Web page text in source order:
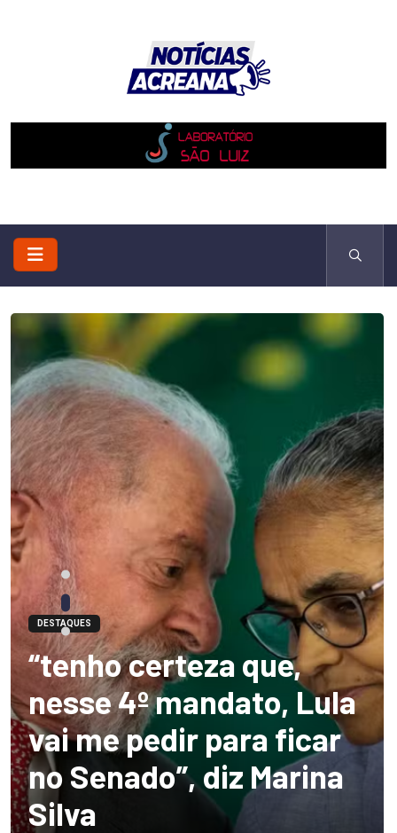
DESTAQUES
“tenho certeza que,
nesse 4º mandato, Lula
vai me pedir para ficar
no Senado”, diz Marina
Silva